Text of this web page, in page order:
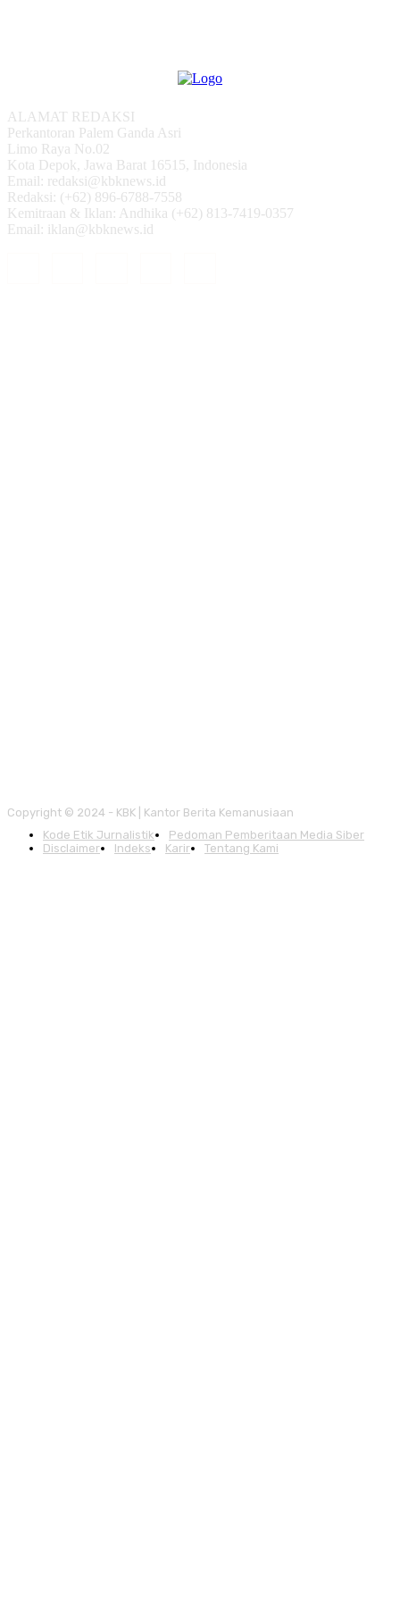
ALAMAT REDAKSI
Perkantoran Palem Ganda Asri
Limo Raya No.02
Kota Depok, Jawa Barat 16515, Indonesia
Email: redaksi@kbknews.id
Redaksi: (+62) 896-6788-7558
Kemitraan & Iklan: Andhika (+62) 813-7419-0357
Email: iklan@kbknews.id
Copyright © 2024 - KBK | Kantor Berita Kemanusiaan
Kode Etik Jurnalistik
Pedoman Pemberitaan Media Siber
Disclaimer
Indeks Karir Tentang Kami